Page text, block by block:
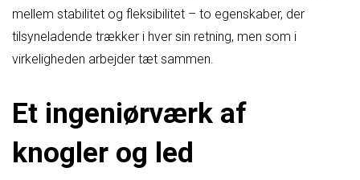
mellem stabilitet og fleksibilitet – to egenskaber, der
tilsyneladende trækker i hver sin retning, men som i
virkeligheden arbejder tæt sammen.
Et ingeniørværk af
knogler og led